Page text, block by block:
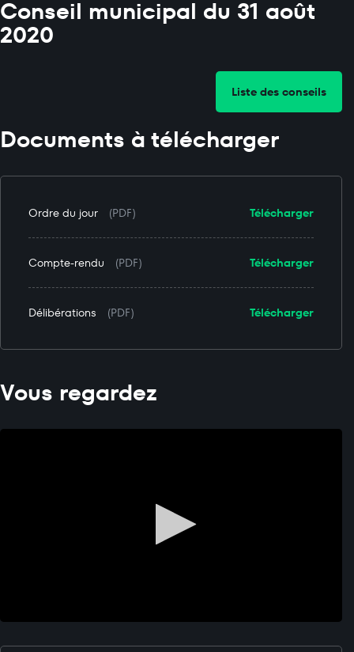
Conseil municipal du 31 août
2020
Liste des conseils
Documents à télécharger
Télécharger
Ordre du jour (PDF)
Télécharger
Compte-rendu (PDF)
Télécharger
Délibérations (PDF)
Vous regardez